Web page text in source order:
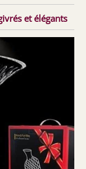
et élégants